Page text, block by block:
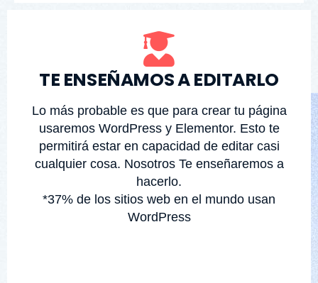
TE ENSEÑAMOS A EDITARLO
Lo más probable es que para crear tu página
usaremos WordPress y Elementor. Esto te
permitirá estar en capacidad de editar casi
cualquier cosa. Nosotros Te enseñaremos a
hacerlo.
*37% de los sitios web en el mundo usan
WordPress